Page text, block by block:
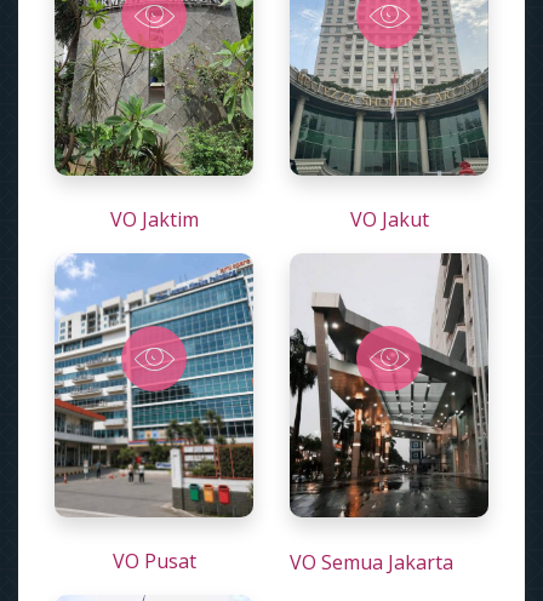
VO Jaktim VO Jakut
VO Pusat VO Semua Jakarta